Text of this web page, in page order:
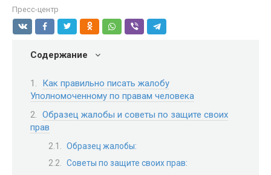
Пресс-центр
Содержание
Как правильно писать жалобу
Уполномоченному по правам человека
Образец жалобы и советы по защите своих
прав
Образец жалобы:
Советы по защите своих прав: